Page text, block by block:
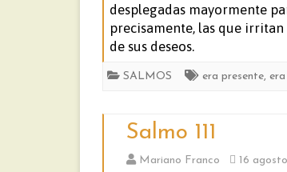
desplegadas mayormente
precisamente, las que
de sus deseos.
SALMOS era presente,
Salmo 111
Mariano Franco 16